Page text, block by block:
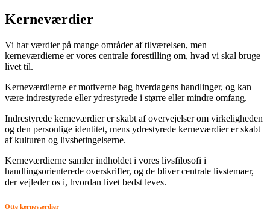
Kerneværdier
Vi har værdier på mange områder af tilværelsen, men
kerneværdierne er vores centrale forestilling om, hvad vi skal bruge
livet til.
Kerneværdierne er motiverne bag hverdagens handlinger, og kan
være indrestyrede eller ydrestyrede i større eller mindre omfang.
Indrestyrede kerneværdier er skabt af overvejelser om virkeligheden
og den personlige identitet, mens ydrestyrede kerneværdier er skabt
af kulturen og livsbetingelserne.
Kerneværdierne samler indholdet i vores livsfilosofi i
handlingsorienterede overskrifter, og de bliver centrale livstemaer,
der vejleder os i, hvordan livet bedst leves.
Otte kerneværdier